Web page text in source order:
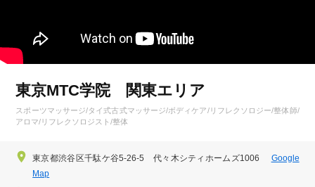
東京MTC学院 関東エリア
スポーツマッサージ/タイ式古式マッサージ/ボディケア/リフレクソロジー/整体師/
アロマ/リフレクソロジスト/整体
東京都渋谷区千駄ケ谷5-26-5 代々木シティホームズ1006 Google
Map